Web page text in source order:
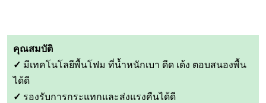
คุณสมบัติ
✓ มีเทคโนโลยีพื้นโฟม ที่น้ำหนักเบา ดีด เด้ง ตอบสนองพื้น
ได้ดี
✓ รองรับการกระแทกและส่งแรงคืนได้ดี